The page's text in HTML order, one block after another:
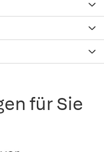
für Sie